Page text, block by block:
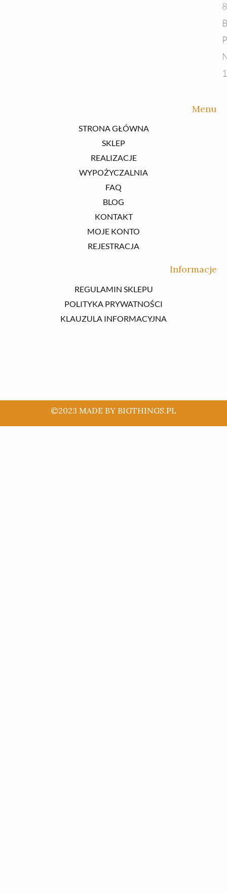
Menu
STRONA GŁÓWNA
SKLEP
REALIZACJE
WYPOŻYCZALNIA
FAQ
BLOG
KONTAKT
MOJE KONTO
REJESTRACJA
Informacje
REGULAMIN SKLEPU
POLITYKA PRYWATNOŚCI
KLAUZULA INFORMACYJNA
©2023 MADE BY BIGTHINGS.PL